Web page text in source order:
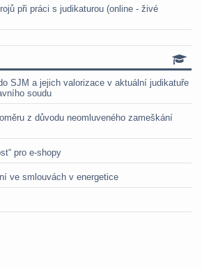
při práci s judikaturou (online - živé
SJM a jejich valorizace v aktuální judikatuře
soudu
z důvodu neomluveného zameškání
pro e-shopy
ve smlouvách v energetice